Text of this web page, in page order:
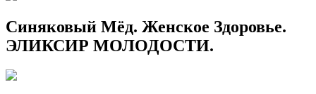
Синяковый Мёд. Женское Здоровье.
ЭЛИКСИР МОЛОДОСТИ.